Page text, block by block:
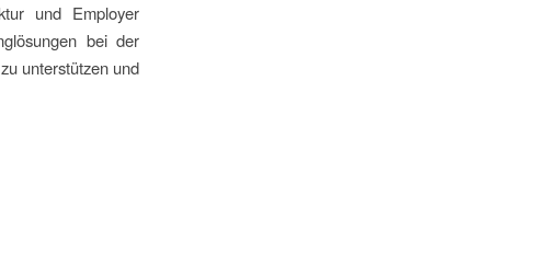
und Employer
bei der
unterstützen und